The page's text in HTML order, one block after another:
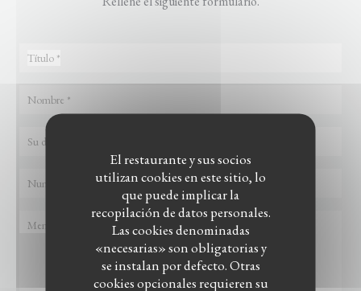
El restaurante y sus socios
utilizan cookies en este sitio, lo
que puede implicar la
recopilación de datos personales.
Las cookies denominadas
«necesarias» son obligatorias y
se instalan por defecto. Otras
cookies opcionales requieren su